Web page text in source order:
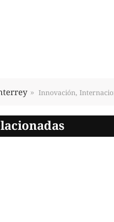
Innovación,